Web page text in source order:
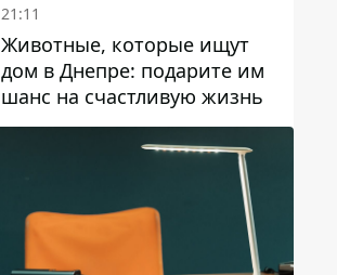
21:11
Животные, которые ищут
дом в Днепре: подарите им
шанс на счастливую жизнь